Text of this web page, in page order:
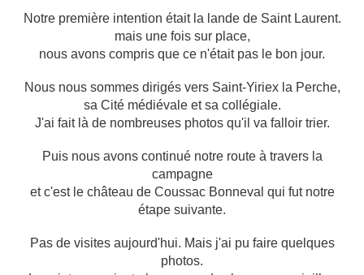
Notre première intention était la lande de Saint Laurent.
mais une fois sur place,
nous avons compris que ce n'était pas le bon jour.
Nous nous sommes dirigés vers Saint-Yiriex la Perche,
sa Cité médiévale et sa collégiale.
J'ai fait là de nombreuses photos qu'il va falloir trier.
Puis nous avons continué notre route à travers la
campagne
et c'est le château de Coussac Bonneval qui fut notre
étape suivante.
Pas de visites aujourd'hui. Mais j'ai pu faire quelques
photos.